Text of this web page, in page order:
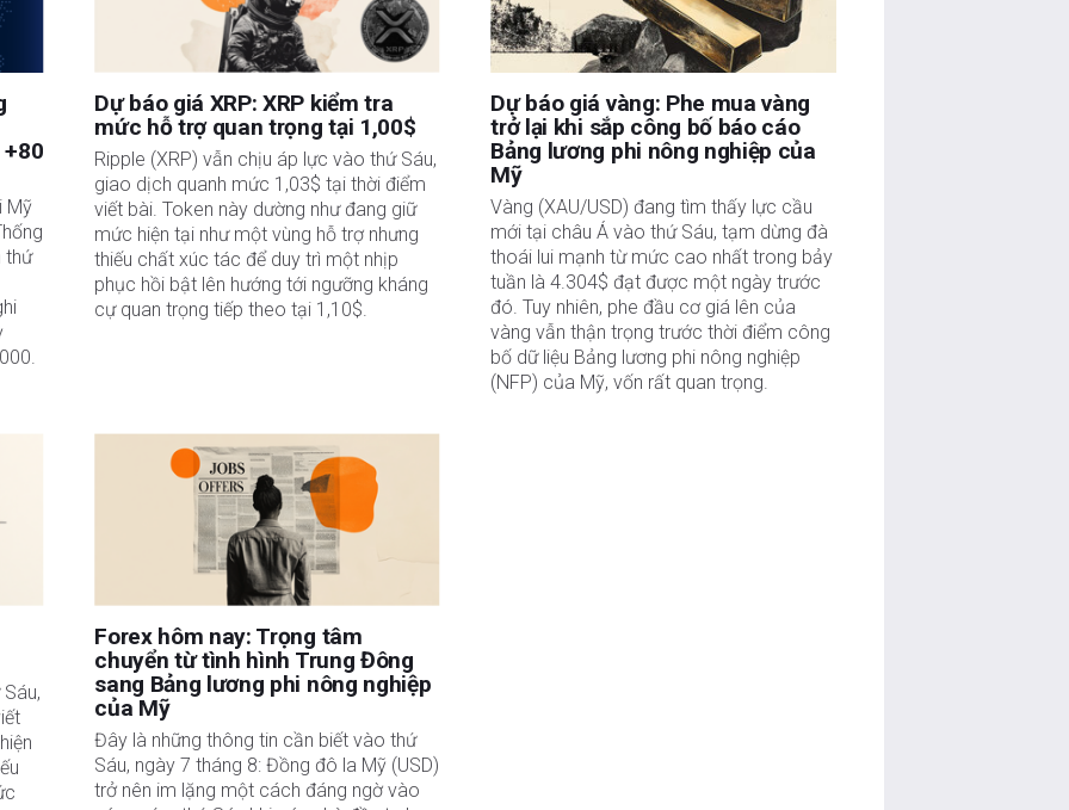
cá nhân hóa. Tác giả không cam đoan về tính chính xác, đầy đủ hoặc phù hợp
trách nhiệm về bất kỳ sai sót, thiếu sót hoặc bất kỳ tổn thất, thương tích hoặc thiệt
sử dụng thông tin này. Ngoại trừ các lỗi và thiếu sót.
đã đăng ký và không có nội dung nào trong bài viết này nhằm mục đích tư vấn đầu
Mỹ
thứ
Dự báo giá XRP: XRP kiểm tra
mức hỗ trợ quan trọng tại 1,00$
Ripple (XRP) vẫn chịu áp lực vào thứ Sáu,
giao dịch quanh mức 1,03$ tại thời điểm
viết bài. Token này dường như đang giữ
mức hiện tại như một vùng hỗ trợ nhưng
thiếu chất xúc tác để duy trì một nhịp
phục hồi bật lên hướng tới ngưỡng kháng
cự quan trọng tiếp theo tại 1,10$.
Dự báo giá vàng: Phe mua vàng
trở lại khi sắp công bố báo cáo
Bảng lương phi nông nghiệp của
Mỹ
Vàng (XAU/USD) đang tìm thấy lực cầu
mới tại châu Á vào thứ Sáu, tạm dừng đà
thoái lui mạnh từ mức cao nhất trong bảy
tuần là 4.304$ đạt được một ngày trước
đó. Tuy nhiên, phe đầu cơ giá lên của
vàng vẫn thận trọng trước thời điểm công
bố dữ liệu Bảng lương phi nông nghiệp
(NFP) của Mỹ, vốn rất quan trọng.
Forex hôm nay: Trọng tâm
chuyển từ tình hình Trung Đông
sang Bảng lương phi nông nghiệp
của Mỹ
Đây là những thông tin cần biết vào thứ
Sáu, ngày 7 tháng 8: Đồng đô la Mỹ (USD)
trở nên im lặng một cách đáng ngờ vào